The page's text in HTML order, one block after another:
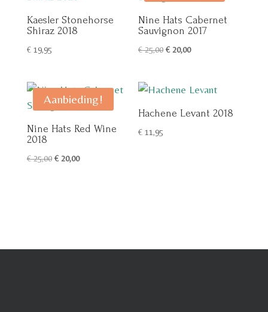
Kaesler Stonehorse
Shiraz 2018
€19,95
Nine Hats Cabernet
Sauvignon 2017
€25,00 Oorspronkelijke
€ 25,00.
€ 20,00Huidige
€ 20,00.
Aanbieding!
Nine Hats Red Wine
2018
€25,00 Oorspronkelijke
€20,00Huidige
Hachene Levant 2018
€ 11,95